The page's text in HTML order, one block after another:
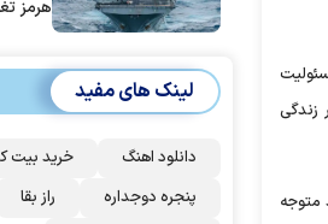
زندگی
متوجه
هرمز
لینک های مفید
دانلود اهنگ
خرید بیت
پنجره دوجداره
راز بقا